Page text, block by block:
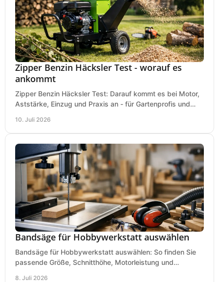
Zipper Benzin Häcksler Test - worauf es
ankommt
Zipper Benzin Häcksler Test: Darauf kommt es bei Motor,
Aststärke, Einzug und Praxis an - für Gartenprofis und
10. Juli 2026
Bandsäge für Hobbywerkstatt auswählen
Bandsäge für Hobbywerkstatt auswählen: So finden Sie
passende Größe, Schnitthöhe, Motorleistung und
8. Juli 2026